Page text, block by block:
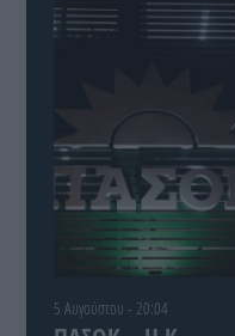
5 Αυγούστου - 20:04